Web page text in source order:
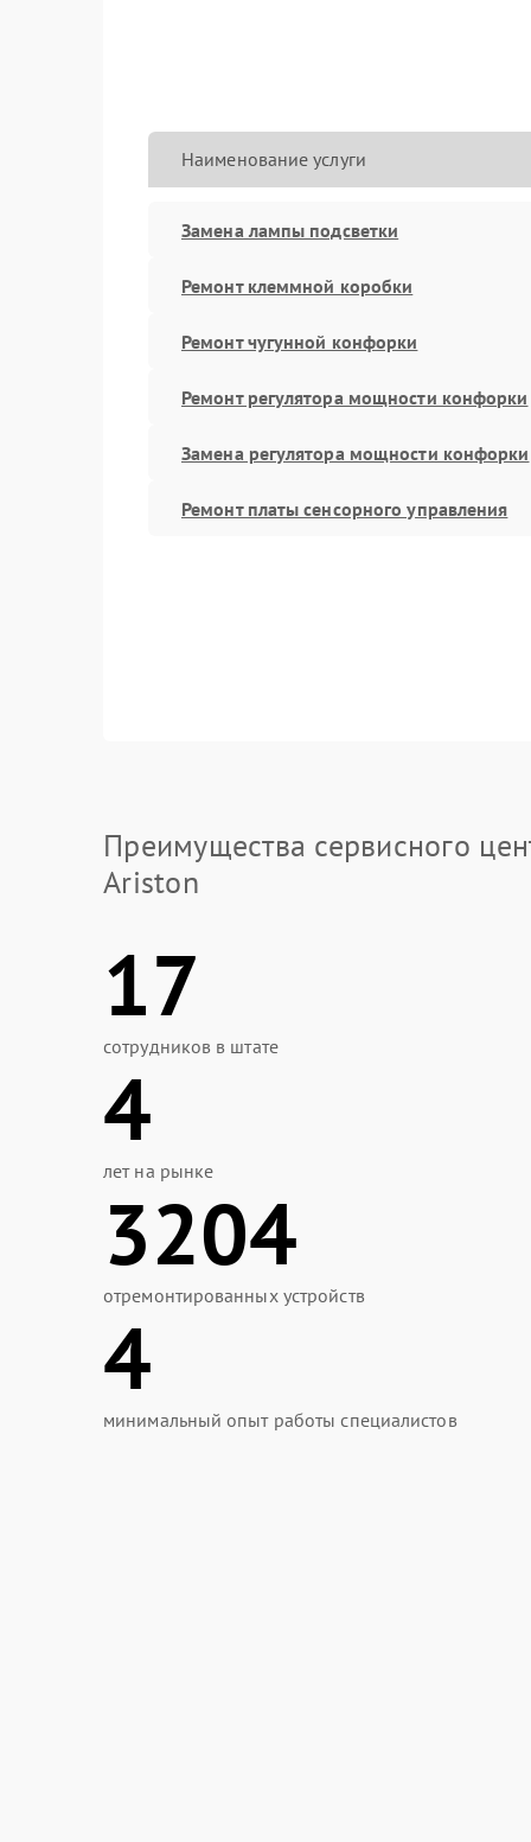
Наименование услуги
Замена лампы подсветки
Ремонт клеммной коробки
Ремонт чугунной конфорки
Ремонт регулятора мощности конфорки
Замена регулятора мощности конфорки
Ремонт платы сенсорного управления
Преимущества сервисного
Ariston
17
сотрудников в штате
4
лет на рынке
3204
отремонтированных устройств
4
минимальный опыт работы специалистов